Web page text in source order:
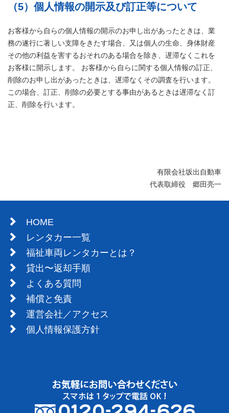
（5）個人情報の開示及び訂正等について
お客様から自らの個人情報の開示のお申し出があったときは、業
務の遂行に著しい支障をきたす場合、又は個人の生命、身体財産
その他の利益を害するおそれのある場合を除き、遅滞なくこれを
お客様に開示します。 お客様から自らに関する個人情報の訂正、
削除のお申し出があったときは、遅滞なくその調査を行います。
この場合、訂正、削除の必要とする事由があるときは遅滞なく訂
正、削除を行います。
有限会社坂出自動車
代表取締役 郷田亮一
HOME
レンタカー一覧
福祉車両レンタカーとは？
貸出〜返却手順
よくある質問
補償と免責
運営会社／アクセス
個人情報保護方針